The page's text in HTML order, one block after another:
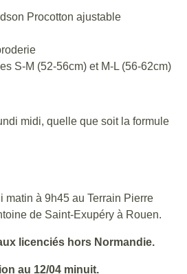
Procotton ajustable
S-M (52-56cm) et M-L (56-62cm)
midi, quelle que soit la formule
matin à 9h45 au Terrain Pierre
de Saint-Exupéry à Rouen.
licenciés hors Normandie.
au 12/04 minuit.